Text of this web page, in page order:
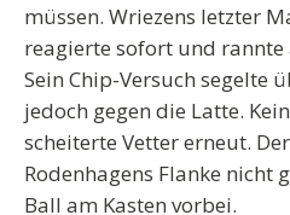
müssen. Wriezens letzter
reagierte sofort und rannte
Sein Chip-Versuch segelte
jedoch gegen die Latte.
scheiterte Vetter erneut.
Rodenhagens Flanke nicht
Ball am Kasten vorbei.